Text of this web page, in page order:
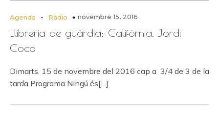
Agenda - Ràdio novembre 15, 2016
Llibreria de guàrdia: Califòrnia, Jordi
Coca
Dimarts, 15 de novembre del 2016 cap a 3/4 de 3 de la
tarda Programa Ningú és[…]